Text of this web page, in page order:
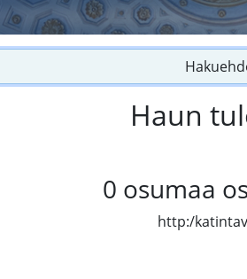
Haun
0 osumaa
http:/